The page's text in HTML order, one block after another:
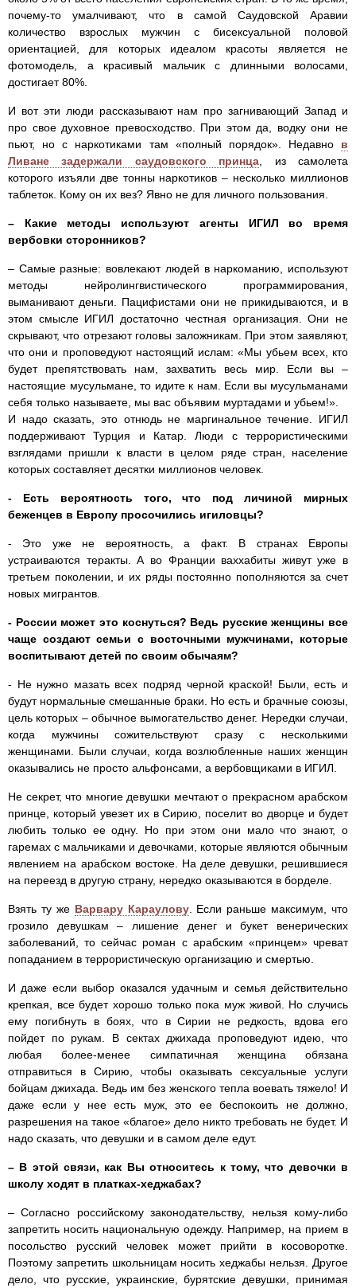
почему-то умалчивают, что в самой Саудовской Аравии
количество взрослых мужчин с бисексуальной половой
ориентацией, для которых идеалом красоты является не
фотомодель, а красивый мальчик с длинными волосами,
достигает 80%.
И вот эти люди рассказывают нам про загнивающий Запад и
про свое духовное превосходство. При этом да, водку они не
пьют, но с наркотиками там «полный порядок». Недавно в
Ливане задержали саудовского принца , из самолета
которого изъяли две тонны наркотиков – несколько миллионов
таблеток. Кому он их вез? Явно не для личного пользования.
– Какие методы используют агенты ИГИЛ во время
вербовки сторонников?
– Самые разные: вовлекают людей в наркоманию, используют
методы нейролингвистического программирования,
выманивают деньги. Пацифистами они не прикидываются, и в
этом смысле ИГИЛ достаточно честная организация. Они не
скрывают, что отрезают головы заложникам. При этом заявляют,
что они и проповедуют настоящий ислам: «Мы убьем всех, кто
будет препятствовать нам, захватить весь мир. Если вы –
настоящие мусульмане, то идите к нам. Если вы мусульманами
себя только называете, мы вас объявим муртадами и убьем!».
И надо сказать, это отнюдь не маргинальное течение. ИГИЛ
поддерживают Турция и Катар. Люди с террористическими
взглядами пришли к власти в целом ряде стран, население
которых составляет десятки миллионов человек.
- Есть вероятность того, что под личиной мирных
беженцев в Европу просочились игиловцы?
- Это уже не вероятность, а факт. В странах Европы
устраиваются теракты. А во Франции ваххабиты живут уже в
третьем поколении, и их ряды постоянно пополняются за счет
новых мигрантов.
- России может это коснуться? Ведь русские женщины все
чаще создают семьи с восточными мужчинами, которые
воспитывают детей по своим обычаям?
- Не нужно мазать всех подряд черной краской! Были, есть и
будут нормальные смешанные браки. Но есть и брачные союзы,
цель которых – обычное вымогательство денег. Нередки случаи,
когда мужчины сожительствуют сразу с несколькими
женщинами. Были случаи, когда возлюбленные наших женщин
оказывались не просто альфонсами, а вербовщиками в ИГИЛ.
Не секрет, что многие девушки мечтают о прекрасном арабском
принце, который увезет их в Сирию, поселит во дворце и будет
любить только ее одну. Но при этом они мало что знают, о
гаремах с мальчиками и девочками, которые являются обычным
явлением на арабском востоке. На деле девушки, решившиеся
на переезд в другую страну, нередко оказываются в борделе.
Взять ту же Варвару Караулову. Если раньше максимум, что
грозило девушкам – лишение денег и букет венерических
заболеваний, то сейчас роман с арабским «принцем» чреват
попаданием в террористическую организацию и смертью.
И даже если выбор оказался удачным и семья действительно
крепкая, все будет хорошо только пока муж живой. Но случись
ему погибнуть в боях, что в Сирии не редкость, вдова его
пойдет по рукам. В сектах джихада проповедуют идею, что
любая более-менее симпатичная женщина обязана
отправиться в Сирию, чтобы оказывать сексуальные услуги
бойцам джихада. Ведь им без женского тепла воевать тяжело! И
даже если у нее есть муж, это ее беспокоить не должно,
разрешения на такое «благое» дело никто требовать не будет. И
надо сказать, что девушки и в самом деле едут.
– В этой связи, как Вы относитесь к тому, что девочки в
школу ходят в платках-хеджабах?
– Согласно российскому законодательству, нельзя кому-либо
запретить носить национальную одежду. Например, на прием в
посольство русский человек может прийти в косоворотке.
Поэтому запретить школьницам носить хеджабы нельзя. Другое
дело, что русские, украинские, бурятские девушки, принимая